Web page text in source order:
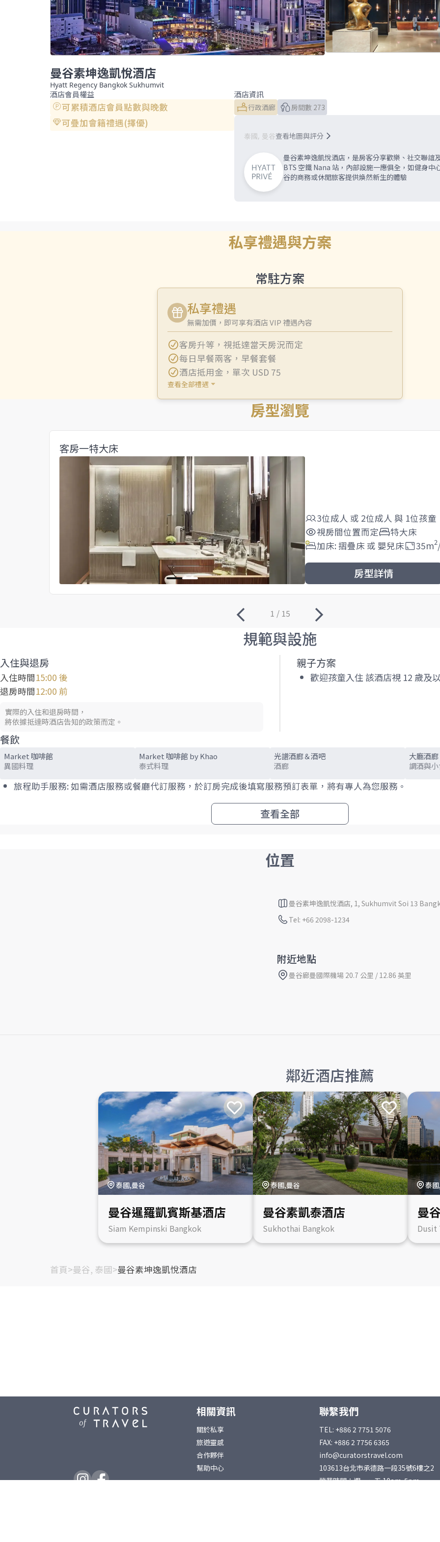
曼谷素坤逸凱悅酒店
Hyatt Regency Bangkok Sukhumvit
酒店會員權益
可累積酒店會員點數與晚數
可疊加會籍禮遇(擇優)
酒店資訊
行政酒廊 房間數 273
泰國, 曼谷查看地圖與評分
曼谷素坤逸凱悅酒店，是房客分享歡樂、社交聯誼
BTS 空鐵 Nana 站，內部設施一應俱全，如健身
谷的商務或休閒旅客提供煥然新生的體驗
私享禮遇與方案
常駐方案
私享禮遇
無需加價，即可享有酒店 VIP 禮遇內容
客房升等 ， 視抵達當天房況而定
每日早餐兩客 ， 早餐套餐
酒店抵用金 ， 單次 USD 75
查看全部禮遇
房型瀏覽
客房一特大床
3位成人 或 2位成人 與 1位孩童
視房間位置而定
特大床
加床: 摺疊床 或 嬰兒床
35m2
房型詳情
1 / 15
規範與設施
入住與退房
入住時間15:00 後
退房時間12:00 前
實際的入住和退房時間，
將依據抵達時酒店告知的政策而定。
親子方案
歡迎孩童入住 該酒店視 12 歲及
餐飲
Market 咖啡館
異國料理
Market 咖啡館 by Khao
泰式料理
光譜酒廊＆酒吧
酒廊
大廳酒廊
調酒與
旅程助手服務: 如需酒店服務或餐廳代訂服務，於訂房完成後填寫服務預訂表單，將有專人為您服務。
查看全部
位置
曼谷素坤逸凱悅酒店, 1, Sukhumvit Soi 13
Tel: +66 2098-1234
附近地點
曼谷廊曼國際機場 20.7 公里 / 12.86 英里
鄰近酒店推薦
泰國,曼谷
曼谷暹羅凱賓斯基酒店
Siam Kempinski Bangkok
泰國,曼谷
曼谷素凱泰酒店
Sukhothai Bangkok
泰
曼
Dusit
首頁>曼谷, 泰國>曼谷素坤逸凱悅酒店
相關資訊
關於私享
旅遊靈感
合作夥伴
幫助中心
聯繫我們
TEL: +886 2 7751 5076
FAX: +886 2 7756 6365
info@curatorstravel.com
103613台北市承德路一段35號6樓之2
營業時間：週一～五 10am-5pm